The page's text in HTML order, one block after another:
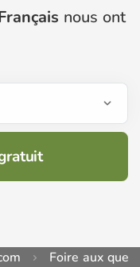
nous ont
Foire aux